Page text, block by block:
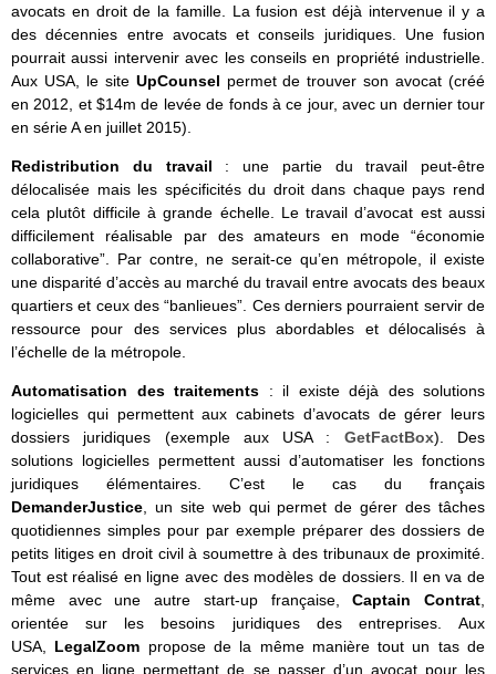
avocats en droit de la famille. La fusion est déjà intervenue il y a
des décennies entre avocats et conseils juridiques. Une fusion
pourrait aussi intervenir avec les conseils en propriété industrielle.
Aux USA, le site UpCounsel permet de trouver son avocat (créé
en 2012, et $14m de levée de fonds à ce jour, avec un dernier tour
en série A en juillet 2015).
Redistribution du travail : une partie du travail peut-être
délocalisée mais les spécificités du droit dans chaque pays rend
cela plutôt difficile à grande échelle. Le travail d’avocat est aussi
difficilement réalisable par des amateurs en mode “économie
collaborative”. Par contre, ne serait-ce qu’en métropole, il existe
une disparité d’accès au marché du travail entre avocats des beaux
quartiers et ceux des “banlieues”. Ces derniers pourraient servir de
ressource pour des services plus abordables et délocalisés à
l’échelle de la métropole.
Automatisation des traitements : il existe déjà des solutions
logicielles qui permettent aux cabinets d’avocats de gérer leurs
dossiers juridiques (exemple aux USA : GetFactBox). Des
solutions logicielles permettent aussi d’automatiser les fonctions
juridiques élémentaires. C’est le cas du français
DemanderJustice , un site web qui permet de gérer des tâches
quotidiennes simples pour par exemple préparer des dossiers de
petits litiges en droit civil à soumettre à des tribunaux de proximité.
Tout est réalisé en ligne avec des modèles de dossiers. Il en va de
même avec une autre start-up française,Captain Contrat
orientée sur les besoins juridiques des entreprises. Aux
USA, LegalZoom propose de la même manière tout un tas de
services en ligne permettant de se passer d’un avocat pour les